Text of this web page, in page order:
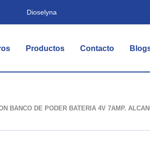
Dioselyna
Productos Contacto
BANCO DE PODER BATERIA 4V 7AMP.